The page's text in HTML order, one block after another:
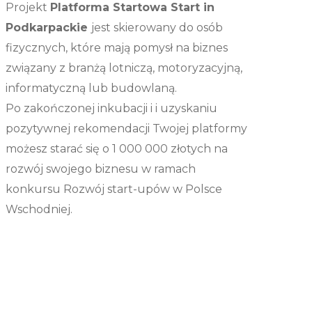
Projekt Platforma Startowa Start in
Podkarpackie jest skierowany do osób
fizycznych, które mają pomysł na biznes
związany z branżą lotniczą, motoryzacyjną,
informatyczną lub budowlaną.
Po zakończonej inkubacji i i uzyskaniu
pozytywnej rekomendacji Twojej platformy
możesz starać się o 1 000 000 złotych na
rozwój swojego biznesu w ramach
konkursu Rozwój start-upów w Polsce
Wschodniej.